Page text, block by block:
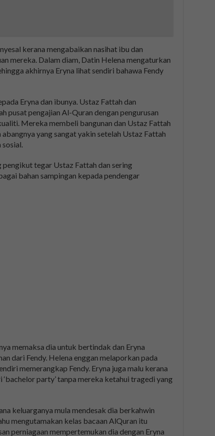
kerana mengabaikan nasihat ibu dan
mereka. Dalam diam, Datin Helena mengaturkan
akhirnya Eryna lihat sendiri bahawa Fendy
Eryna dan ibunya. Ustaz Fattah dan
pusat pengajian Al-Quran dengan pengurusan
Mereka membeli bangunan dan Ustaz Fattah
yang sangat yakin setelah Ustaz Fattah
pengikut tegar Ustaz Fattah dan sering
bahan sampingan kepada pendengar
memaksa dia untuk bertindak dan Eryna
dari Fendy. Helena enggan melaporkan pada
memerangkap Fendy. Eryna juga malu kerana
party’ tanpa mereka ketahui tragedi yang
keluarganya mula mendesak dia berkahwin
mengutamakan kelas bacaan AlQuran itu
perniagaan mempertemukan dia dengan Eryna